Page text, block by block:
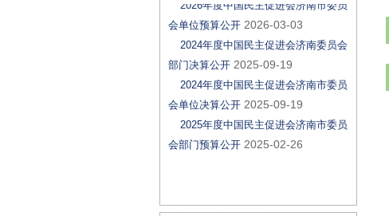
会单位预算公开 2026-03-03
2024年度中国民主促进会济南委员会
部门决算公开 2025-09-19
2024年度中国民主促进会济南市委员
会单位决算公开 2025-09-19
2025年度中国民主促进会济南市委员
会部门预算公开 2025-02-26